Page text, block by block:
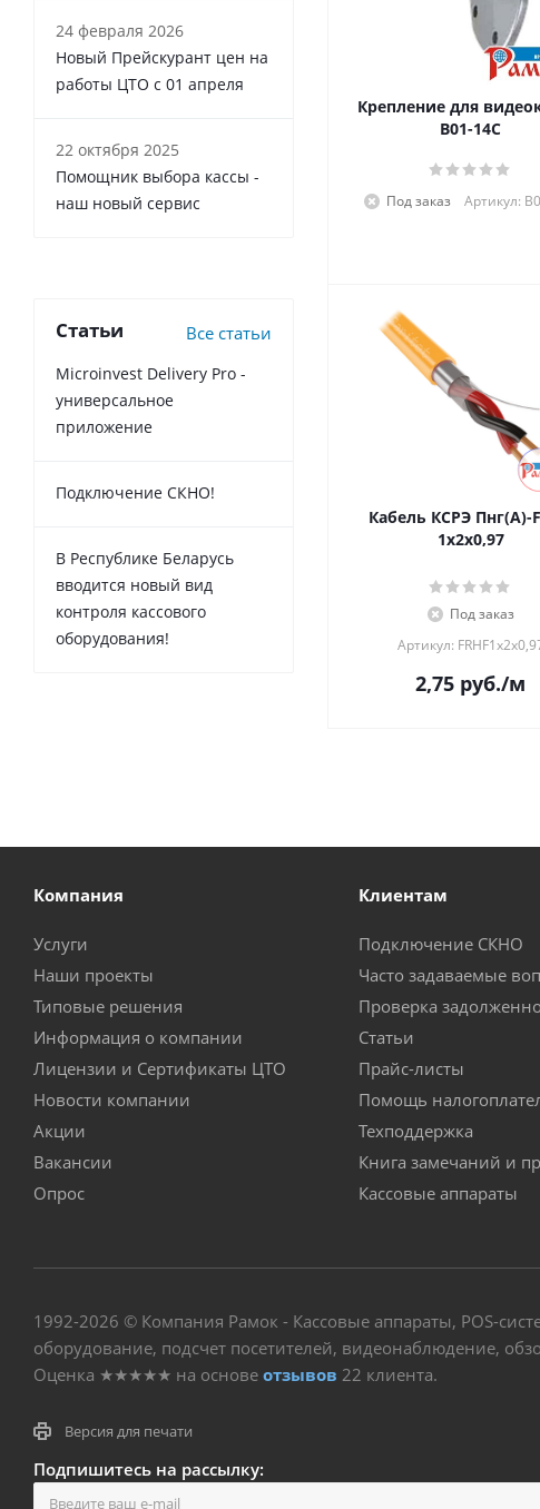
Крепление для
В01-14С
Под заказ Артикул:
Кабель КСРЭ Пнг(А)-
1х2х0,97
Под заказ
Артикул:
2,75 руб./м
24 февраля 2026
Новый Прейскурант цен на
работы ЦТО с 01 апреля
22 октября 2025
Помощник выбора кассы -
наш новый сервис
Статьи Все статьи
Microinvest Delivery Pro -
универсальное
приложение
Подключение СКНО!
В Республике Беларусь
вводится новый вид
контроля кассового
оборудования!
Компания
Услуги
Наши проекты
Типовые решения
Информация о компании
Лицензии и Сертификаты ЦТО
Новости компании
Акции
Вакансии
Опрос
Клиентам
Подключение СКНО
Часто задаваемые
Проверка
Статьи
Прайс-листы
Помощь
Техподдержка
Книга замечаний и
Кассовые аппараты
1992-2026 © Компания Рамок - Кассовые аппараты, POS-
оборудование, подсчет посетителей, видеонаблюдение,
Оценка ★★★★★ на основе отзывов 22 клиента.
Версия для печати
Подпишитесь на рассылку: